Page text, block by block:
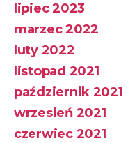
lipiec 2023
marzec 2022
luty 2022
listopad 2021
październik 2021
wrzesień 2021
czerwiec 2021